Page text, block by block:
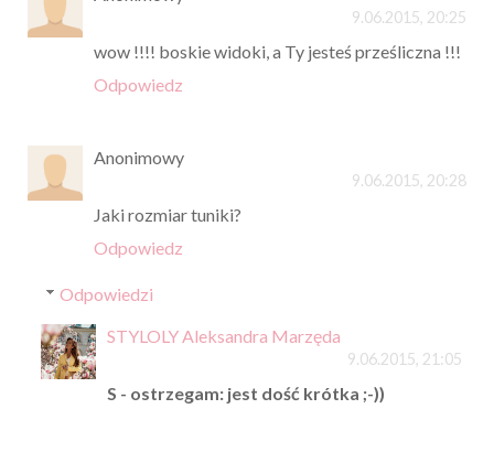
9.06.2015, 20:25
wow !!!! boskie widoki, a Ty jesteś prześliczna !!!
Odpowiedz
Anonimowy
9.06.2015, 20:28
Jaki rozmiar tuniki?
Odpowiedz
Odpowiedzi
STYLOLY Aleksandra Marzęda
9.06.2015, 21:05
S - ostrzegam: jest dość krótka ;-))